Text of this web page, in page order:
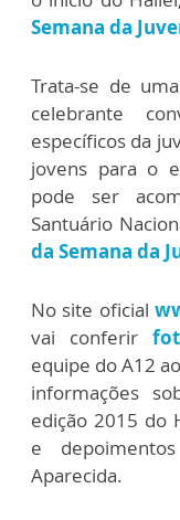
Semana da
Trata-se de
celebrante
específicos da
jovens para o
pode ser
Santuário
da Semana da
No site oficial
vai conferir
equipe do A12
informações
edição 2015 do
e
Aparecida.